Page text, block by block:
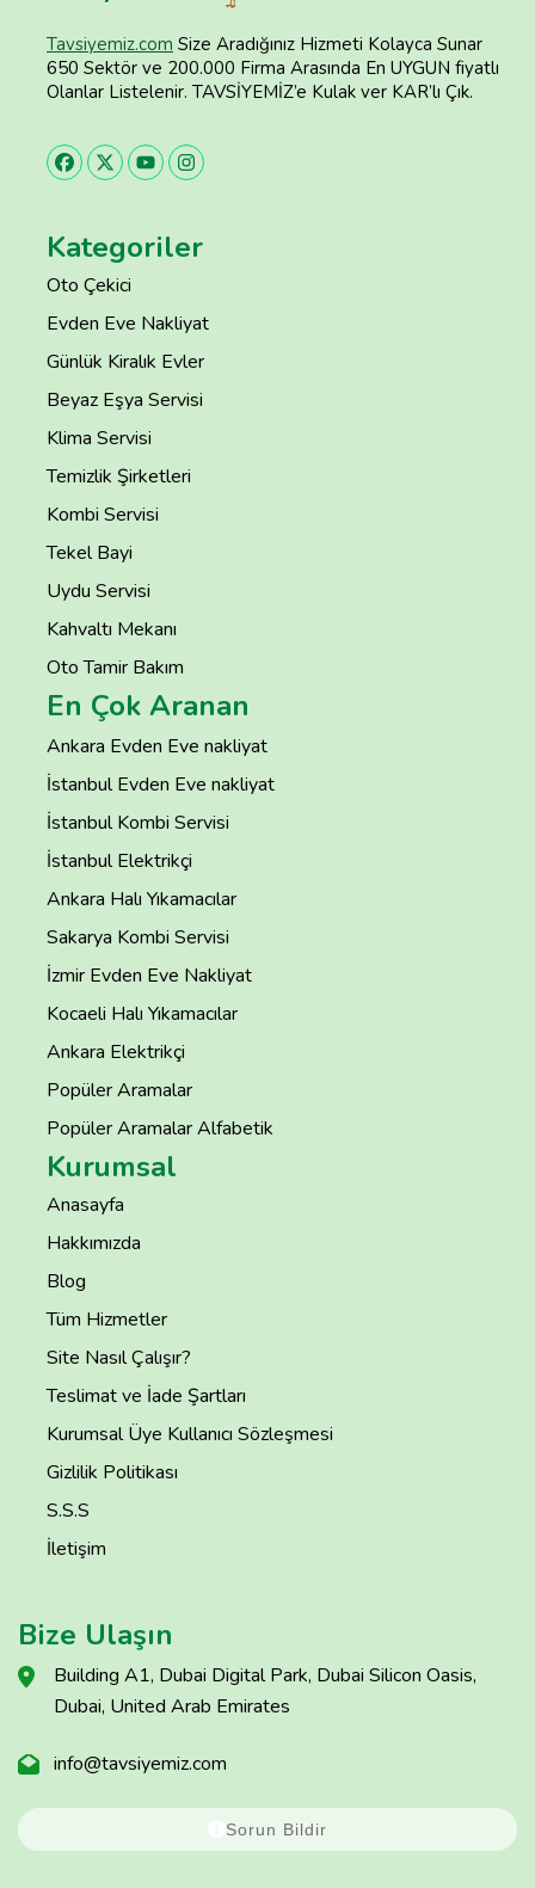
Tavsiyemiz.com Size Aradığınız Hizmeti Kolayca Sunar
650 Sektör ve 200.000 Firma Arasında En UYGUN fiyatlı
Olanlar Listelenir. TAVSİYEMİZ’e Kulak ver KAR’lı Çık.
Kategoriler
Oto Çekici
Evden Eve Nakliyat
Günlük Kiralık Evler
Beyaz Eşya Servisi
Klima Servisi
Temizlik Şirketleri
Kombi Servisi
Tekel Bayi
Uydu Servisi
Kahvaltı Mekanı
Oto Tamir Bakım
En Çok Aranan
Ankara Evden Eve nakliyat
İstanbul Evden Eve nakliyat
İstanbul Kombi Servisi
İstanbul Elektrikçi
Ankara Halı Yıkamacılar
Sakarya Kombi Servisi
İzmir Evden Eve Nakliyat
Kocaeli Halı Yıkamacılar
Ankara Elektrikçi
Popüler Aramalar
Popüler Aramalar Alfabetik
Kurumsal
Anasayfa
Hakkımızda
Blog
Tüm Hizmetler
Site Nasıl Çalışır?
Teslimat ve İade Şartları
Kurumsal Üye Kullanıcı Sözleşmesi
Gizlilik Politikası
S.S.S
İletişim
Bize Ulaşın
Building A1, Dubai Digital Park, Dubai Silicon Oasis,
Dubai, United Arab Emirates
info@tavsiyemiz.com
Sorun Bildir